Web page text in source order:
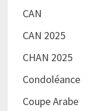
CAN
CAN 2025
CHAN 2025
Condoléance
Coupe Arabe